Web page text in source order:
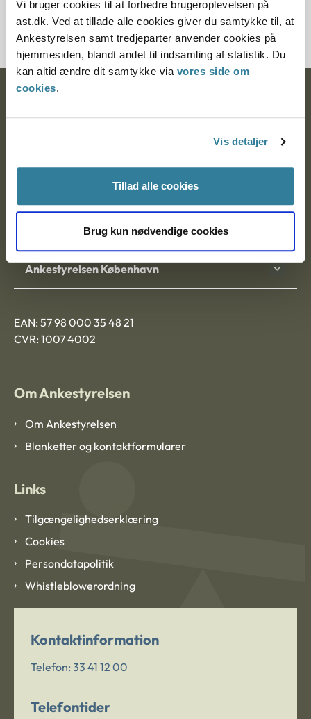
Vi bruger cookies til at forbedre brugeroplevelsen på
ast.dk. Ved at tillade alle cookies giver du samtykke til, at
Ankestyrelsen samt tredjeparter anvender cookies på
hjemmesiden, blandt andet til indsamling af statistik. Du
kan altid ændre dit samtykke via vores side om
cookies.
Vis detaljer
Tillad alle cookies
Brug kun nødvendige cookies
10905-84
Ankestyrelsen Aalborg
Ankestyrelsen København
EAN: 57 98 000 35 48 21
CVR: 1007 4002
Om Ankestyrelsen
Om Ankestyrelsen
Blanketter og kontaktformularer
Links
Tilgængelighedserklæring
Cookies
Persondatapolitik
Whistleblowerordning
Kontaktinformation
Telefon: 33 41 12 00
Telefontider